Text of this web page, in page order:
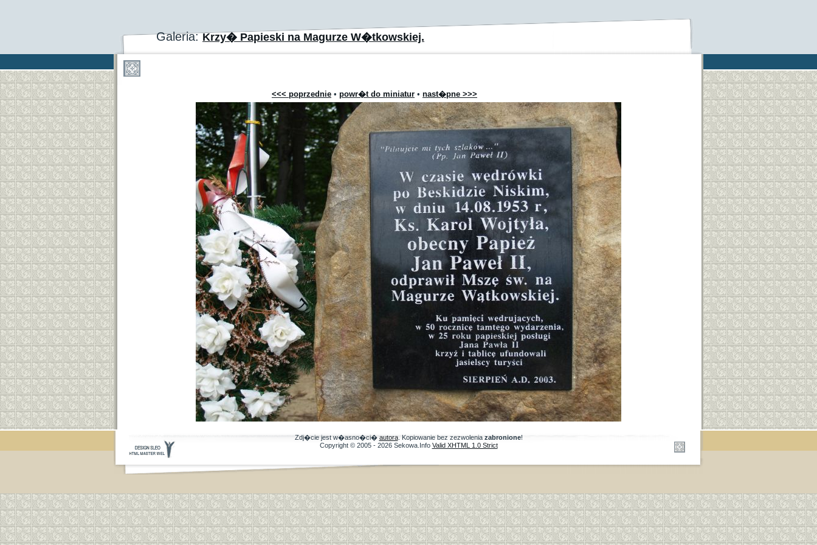
Galeria:Krzy� Papieski na Magurze W�tkowskiej.
<<< poprzednie • powr�t do miniatur • nast�pne >>>
Zdj�cie jest w�asno�ci� autora. Kopiowanie bez zezwolenia zabronione!
Copyright © 2005 - 2026 Sekowa.Info Valid XHTML 1.0 Strict